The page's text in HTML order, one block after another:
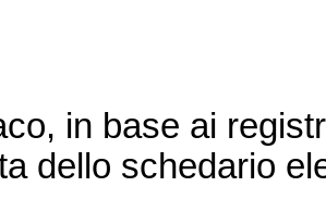
in base ai
dello schedario